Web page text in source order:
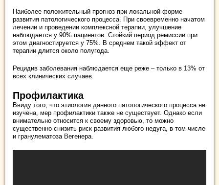
Наиболее положительный прогноз при локальной форме
развития патологического процесса. При своевременно начатом
лечении и проведении комплексной терапии, улучшение
наблюдается у 90% пациентов. Стойкий период ремиссии при
этом диагностируется у 75%. В среднем такой эффект от
терапии длится около полугода.
Рецидив заболевания наблюдается еще реже – только в 13% от
всех клинических случаев.
Профилактика
Ввиду того, что этиология данного патологического процесса не
изучена, мер профилактики также не существует. Однако если
внимательно относится к своему здоровью, то можно
существенно снизить риск развития любого недуга, в том числе
и гранулематоза Вегенера.